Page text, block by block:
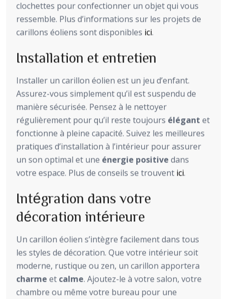
clochettes pour confectionner un objet qui vous
ressemble. Plus d’informations sur les projets de
carillons éoliens sont disponibles ici.
Installation et entretien
Installer un carillon éolien est un jeu d’enfant.
Assurez-vous simplement qu’il est suspendu de
manière sécurisée. Pensez à le nettoyer
régulièrement pour qu’il reste toujours élégant et
fonctionne à pleine capacité. Suivez les meilleures
pratiques d’installation à l’intérieur pour assurer
un son optimal et une énergie positive dans
votre espace. Plus de conseils se trouvent ici.
Intégration dans votre
décoration intérieure
Un carillon éolien s’intègre facilement dans tous
les styles de décoration. Que votre intérieur soit
moderne, rustique ou zen, un carillon apportera
charme et calme. Ajoutez-le à votre salon, votre
chambre ou même votre bureau pour une